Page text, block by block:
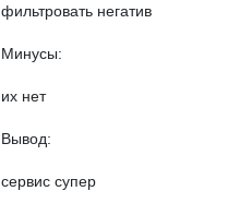
фильтровать негатив
Минусы:
их нет
Вывод:
сервис супер